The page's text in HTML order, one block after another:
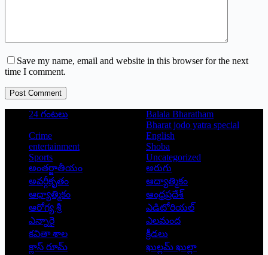
Save my name, email and website in this browser for the next
time I comment.
Post Comment
24 గంటలు
Balala Bharatham
Bharat jodo yatra special
Crime
English
entertainment
Shoba
Sports
Uncategorized
అంతర్జాతీయం
అరుగు
అవర్గీకృతం
ఆద్యాత్మికం
ఆధ్యాత్మికం
ఆంధ్రప్రదేశ్
ఆరోగ్య శ్రీ
ఎడిటోరియల్
ఎన్నారై
ఎలమంద
కవితా శాల
క్రీడలు
క్లాస్ రూమ్
ఖుల్లమ్ ఖుల్లా